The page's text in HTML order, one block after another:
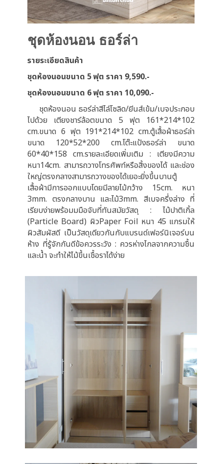
ชุดห้องนอน ธอร์ล่า
รายระเอียดสินค้า
ชุดห้องนอนขนาด 5 ฟุต ราคา 9,590.-
ชุดห้องนอนขนาด 6 ฟุต ราคา 10,090.-
ชุดห้องนอน ธอร์ล่าสีไล์โซลิด/ยีนส์เข้ม/เบจประกอบ
ไปด้วย เตียงชาร์ล้อตขนาด 5 ฟุต 161*214*102
cm.ขนาด 6 ฟุต 191*214*102 cm.ตู้เสื้อผ้าธอร์ล่า
ขนาด 120*52*200 cm.โต๊ะแป้งธอร์ล่า ขนาด
60*40*158 cm.รายละเอียดเพิ่มเติม : เตียงมีความ
หนา14cm. สามารถวางโทรศัพท์หรือสิ้งของได้ และช่อง
ใหญ่ตรงกลางสามารถวางของได้เยอะยิ่งขึ้นบานตู้
เสื้อผ้ามีการออกแบบโดยมีลายไม้กว้าง 15cm. หนา
3mm. ตรงกลางบาน และไม้3mm. สีเบจครึ่งล่าง ที่
เรียบง่ายพร้อมมมือจับที่ทันสมัยวัสดุ : ไม้ปาติเกิ้ล
(Particle Board) ผิวPaper Foil หนา 45 แกรมให้
ผิวสัมผัสดี เป็นวัสดุเดียวกันกับแบรนด์เฟอร์นิเจอร์บน
ห้าง ที่รู้จักกันดีข้อควรระวัง : ควรห่างไกลจากความชื้น
และน้ำ จะทำให้ไม้ขึ้นเชื้อราได้ง่าย